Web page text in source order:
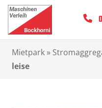
Mietpark »
leise